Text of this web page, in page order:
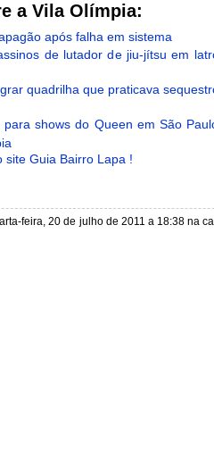
a Vila Olímpia:
após falha em sistema
de lutador de jiu-jítsu em
quadrilha que praticava
para shows do Queen em São
site Guia Bairro Lapa !
feira, 20 de julho de 2011 a 18:38 na